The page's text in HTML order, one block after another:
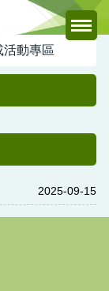
活動專區
2025-09-15